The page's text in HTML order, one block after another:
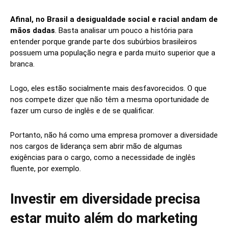
Afinal, no Brasil a desigualdade social e racial andam de
mãos dadas . Basta analisar um pouco a história para
entender porque grande parte dos subúrbios brasileiros
possuem uma população negra e parda muito superior que a
branca.
Logo, eles estão socialmente mais desfavorecidos. O que
nos compete dizer que não têm a mesma oportunidade de
fazer um curso de inglês e de se qualificar.
Portanto, não há como uma empresa promover a diversidade
nos cargos de liderança sem abrir mão de algumas
exigências para o cargo, como a necessidade de inglês
fluente, por exemplo.
Investir em diversidade precisa
estar muito além do marketing